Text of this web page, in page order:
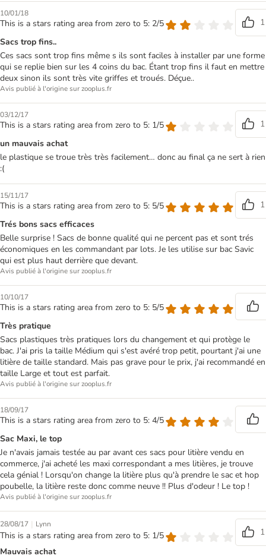
10/01/18
This is a stars rating area from zero to 5: 2/5
1
Sacs trop fins..
Ces sacs sont trop fins même s ils sont faciles à installer par une forme
qui se replie bien sur les 4 coins du bac. Étant trop fins il faut en mettre
deux sinon ils sont très vite griffes et troués. Déçue..
Avis publié à l'origine sur zooplus.fr
03/12/17
This is a stars rating area from zero to 5: 1/5
1
un mauvais achat
le plastique se troue très très facilement… donc au final ça ne sert à rien
:(
15/11/17
This is a stars rating area from zero to 5: 5/5
1
Trés bons sacs efficaces
Belle surprise ! Sacs de bonne qualité qui ne percent pas et sont trés
économiques en les commandant par lots. Je les utilise sur bac Savic
qui est plus haut derrière que devant.
Avis publié à l'origine sur zooplus.fr
10/10/17
This is a stars rating area from zero to 5: 5/5
Très pratique
Sacs plastiques très pratiques lors du changement et qui protège le
bac. J'ai pris la taille Médium qui s'est avéré trop petit, pourtant j'ai une
litière de taille standard. Mais pas grave pour le prix, j'ai recommandé en
taille Large et tout est parfait.
Avis publié à l'origine sur zooplus.fr
18/09/17
This is a stars rating area from zero to 5: 4/5
Sac Maxi, le top
Je n'avais jamais testée au par avant ces sacs pour litière vendu en
commerce, j'ai acheté les maxi correspondant a mes litières, je trouve
cela génial ! Lorsqu'on change la litière plus qu'à prendre le sac et hop
poubelle, la litière reste donc comme neuve !! Plus d'odeur ! Le top !
Avis publié à l'origine sur zooplus.fr
28/08/17 | Lynn
This is a stars rating area from zero to 5: 1/5
1
Mauvais achat